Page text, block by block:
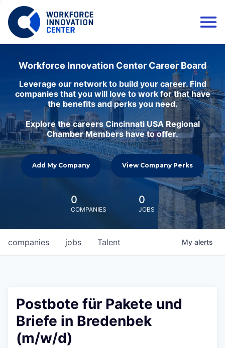
Workforce Innovation Center Career Board
Leverage our network to build your career. Find
companies that you will love to work for that have
the benefits and perks you need.
Explore the careers Cincinnati USA Regional
Chamber Members have to offer.
Add My Company View Company Perks
0
COMPANIES
0
JOBS
jobs
companies Talent My alerts
Postbote für Pakete und
Briefe in Bredenbek
(m/w/d)